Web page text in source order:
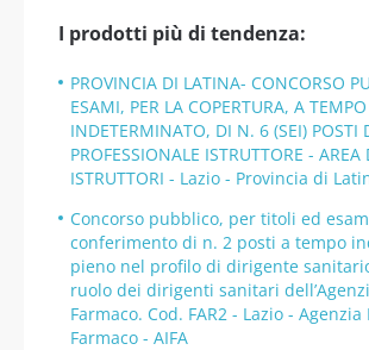
I prodotti più di tendenza:
PROVINCIA DI LATINA- CONCORSO
ESAMI, PER LA COPERTURA, A
INDETERMINATO, DI N. 6 (SEI) POSTI
PROFESSIONALE ISTRUTTORE - AREA
ISTRUTTORI - Lazio - Provincia di
Concorso pubblico, per titoli ed
conferimento di n. 2 posti a tempo
pieno nel profilo di dirigente
ruolo dei dirigenti sanitari
Farmaco. Cod. FAR2 - Lazio -
Farmaco - AIFA